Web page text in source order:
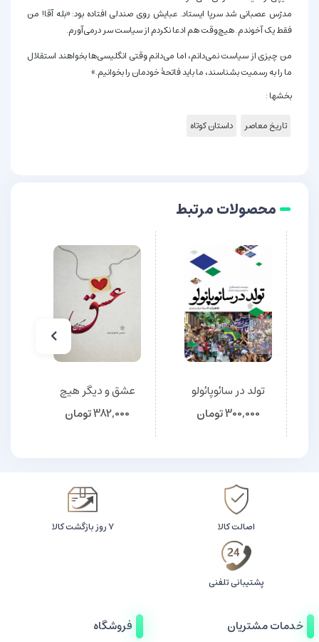
مدرّس عصبانی شد سرپا ایستاد. عبایش روی صندلی افتاده بود: «بله آقا! من
فقط یک آخوندم. هیچ‌وقت هم ادعا نکردم از سیاست سر درمی‌آورم.
من چیزی از سیاست نمی‌دانم، اما می‌دانم وقتی انگلیسی‌ها بخواهند استقلال
ما را به رسمیت بشناسند، ما باید فاتحۀ خودمان را بخوانیم.»
بخشها :
تاریخ معاصر
داستان کوتاه
محصولات مرتبط
تولد در سائوپائولو
300,000تومان
عشق و دیگر هیچ
382,000تومان
اصالت کالا ۷ روز بازگشت کالا
پشتیبانی تلفنی
خدمات مشتریان فروشگاه